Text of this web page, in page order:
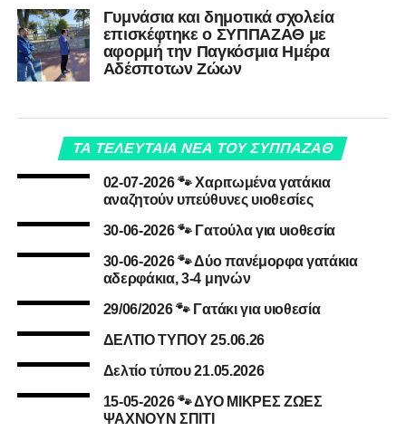
Γυμνάσια και δημοτικά σχολεία
επισκέφτηκε ο ΣΥΠΠΑΖΑΘ με
αφορμή την Παγκόσμια Ημέρα
Αδέσποτων Ζώων
ΤΑ ΤΕΛΕΥΤΑΙΑ ΝΕΑ ΤΟΥ ΣΥΠΠΑΖΑΘ
02-07-2026 🐾 Χαριτωμένα γατάκια
αναζητούν υπεύθυνες υιοθεσίες
30-06-2026 🐾 Γατούλα για υιοθεσία
30-06-2026 🐾 Δύο πανέμορφα γατάκια
αδερφάκια, 3-4 μηνών
29/06/2026 🐾 Γατάκι για υιοθεσία
ΔΕΛΤΙΟ ΤΥΠΟΥ 25.06.26
Δελτίο τύπου 21.05.2026
15-05-2026 🐾 ΔΥΟ ΜΙΚΡΕΣ ΖΩΕΣ
ΨΑΧΝΟΥΝ ΣΠΙΤΙ